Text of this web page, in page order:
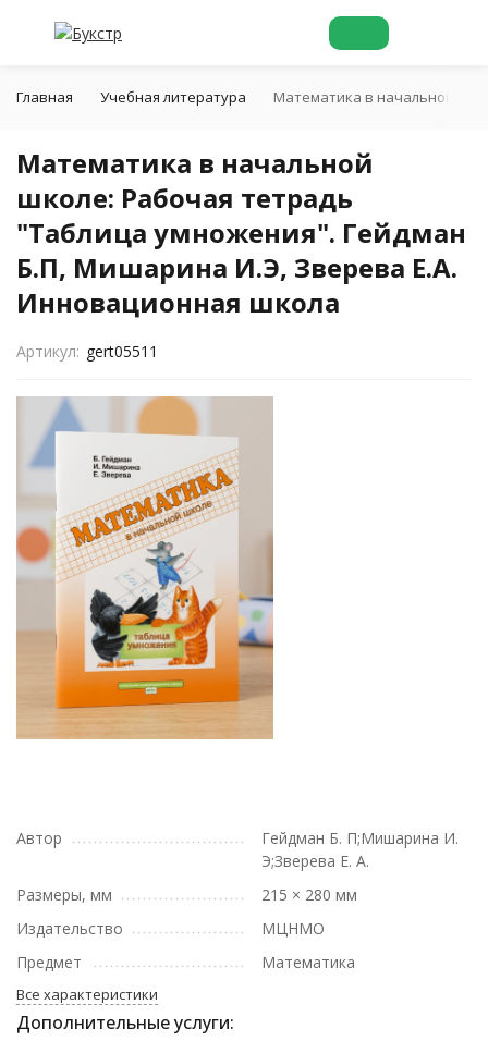
Главная Учебная литература Математика в начальной
Математика в начальной
школе: Рабочая тетрадь
"Таблица умножения". Гейдман
Б.П, Мишарина И.Э, Зверева Е.А.
Инновационная школа
Артикул: gert05511
Автор
Гейдман Б. П;Мишарина И.
Э;Зверева Е. А.
Размеры, мм
215 × 280 мм
Издательство
МЦНМО
Предмет
Математика
Все характеристики
Дополнительные услуги: